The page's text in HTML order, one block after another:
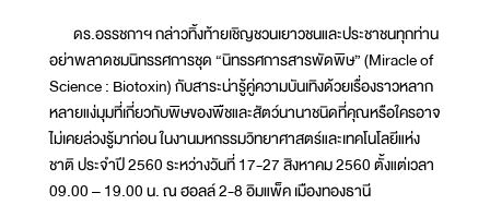
ดร.อรรชกาฯ กล่าวทิ้งท้ายเชิญชวนเยาวชนและประชาชนทุกท่าน
อย่าพลาดชมนิทรรศการชุด “นิทรรศการสารพัดพิษ” (Miracle of
Science : Biotoxin) กับสาระน่ารู้คู่ความบันเทิงด้วยเรื่องราวหลาก
หลายแง่มุมที่เกี่ยวกับพิษของพืชและสัตว์นานาชนิดที่คุณหรือใครอาจ
ไม่เคยล่วงรู้มาก่อน ในงานมหกรรมวิทยาศาสตร์และเทคโนโลยีแห่ง
ชาติ ประจำปี 2560 ระหว่างวันที่ 17-27 สิงหาคม 2560 ตั้งแต่เวลา
09.00 – 19.00 น. ณ ฮอลล์ 2-8 อิมแพ็ค เมืองทองธานี